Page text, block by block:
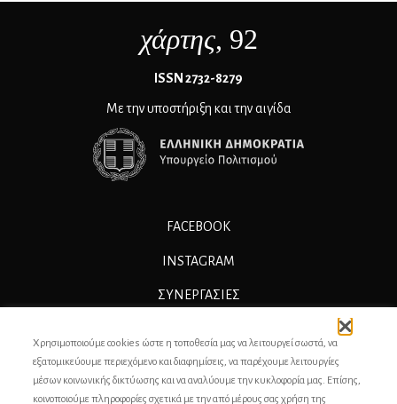
χάρτης, 92
ΙSSN 2732-8279
Με την υποστήριξη και την αιγίδα
FACEBOOK
INSTAGRAM
ΣΥΝΕΡΓΑΣΊΕΣ
ΕΠΙΚΟΙΝΩΝΙΑ
ΣΥΝΤΕΛΕΣΤΕΣ
Χρησιμοποιούμε cookies ώστε η τοποθεσία μας να λειτουργεί σωστά, να
εξατομικεύουμε περιεχόμενο και διαφημίσεις, να παρέχουμε λειτουργίες
μέσων κοινωνικής δικτύωσης και να αναλύουμε την κυκλοφορία μας. Επίσης,
κοινοποιούμε πληροφορίες σχετικά με την από μέρους σας χρήση της